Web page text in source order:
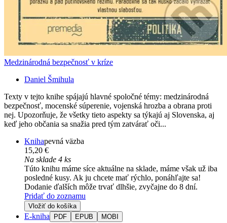
Medzinárodná bezpečnosť v kríze
Daniel Šmihula
Texty v tejto knihe spájajú hlavné spoločné témy: medzinárodná
bezpečnosť, mocenské súperenie, vojenská hrozba a obrana proti
nej. Upozorňuje, že všetky tieto aspekty sa týkajú aj Slovenska, aj
keď jeho občania sa snažia pred tým zatvárať oči...
Knihapevná väzba
15,20 €
Na sklade 4 ks
Túto knihu máme síce aktuálne na sklade, máme však už iba
posledné kusy. Ak ju chcete mať rýchlo, ponáhľajte sa!
Dodanie ďalších môže trvať dlhšie, zvyčajne do 8 dní.
Pridať do zoznamu
Vložiť do košíka
E-kniha PDF EPUB MOBI